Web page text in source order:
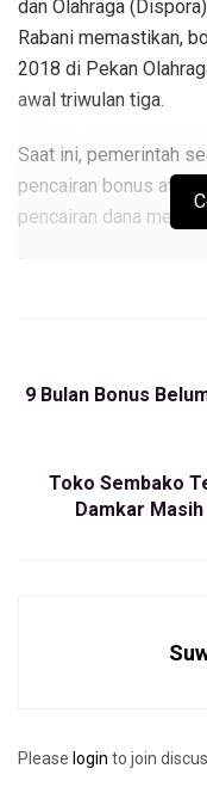
dan Olahraga
Rabani memastikan,
2018 di Pekan
awal triwulan tiga.
Saat ini, pemerintah
pencairan bonus atlet
pencairan dana
“pencairan lagi di
Ngamprah, Selasa
Menurut dia, saat ini
badget bonus atlet
Dia pun mengklaim,
mengeluhkan dengan
tidak menampik bila
9 Bulan Bonus
Toko Sembako
Damkar
Please login to join